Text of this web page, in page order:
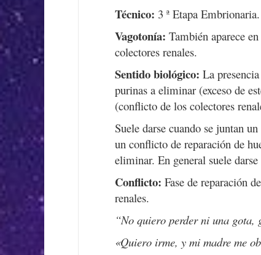
Técnico: 3 ª Etapa
Vagotonía: También aparece
colectores renales.
Sentido biológico: La
purinas a eliminar (exceso de
(conflicto de los colectores
Suele darse cuando se juntan
un conflicto de reparación de
eliminar. En general suele
Conflicto: Fase de reparación
renales.
“No quiero perder ni una gota,
«Quiero irme, y mi madre me